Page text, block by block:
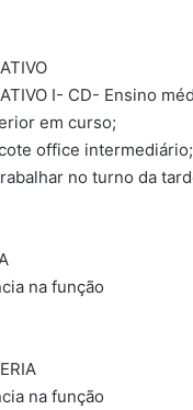
I- CD- Ensino
em curso;
office intermediário;
no turno da
na função
na função